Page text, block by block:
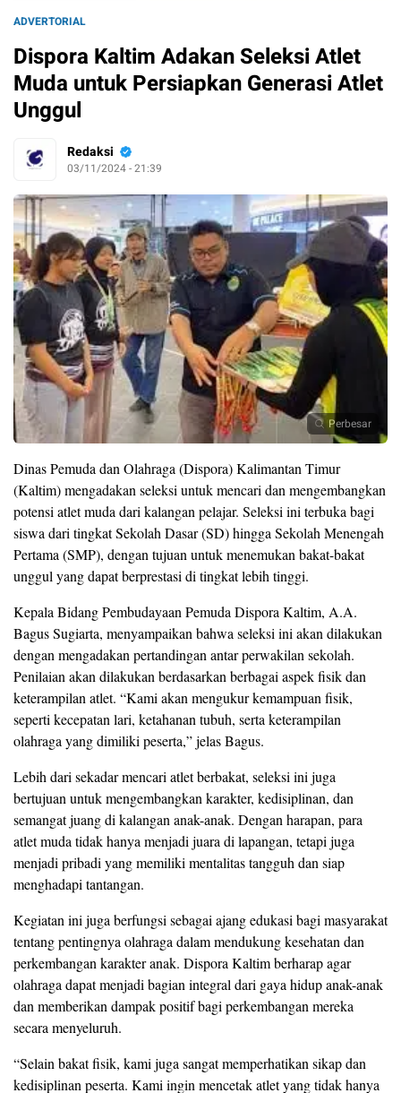
ADVERTORIAL
Dispora Kaltim Adakan Seleksi Atlet
Muda untuk Persiapkan Generasi Atlet
Unggul
Redaksi
03/11/2024 - 21:39
Perbesar
Dinas Pemuda dan Olahraga (Dispora) Kalimantan Timur
(Kaltim) mengadakan seleksi untuk mencari dan mengembangkan
potensi atlet muda dari kalangan pelajar. Seleksi ini terbuka bagi
siswa dari tingkat Sekolah Dasar (SD) hingga Sekolah Menengah
Pertama (SMP), dengan tujuan untuk menemukan bakat-bakat
unggul yang dapat berprestasi di tingkat lebih tinggi.
Kepala Bidang Pembudayaan Pemuda Dispora Kaltim, A.A.
Bagus Sugiarta, menyampaikan bahwa seleksi ini akan dilakukan
dengan mengadakan pertandingan antar perwakilan sekolah.
Penilaian akan dilakukan berdasarkan berbagai aspek fisik dan
keterampilan atlet. “Kami akan mengukur kemampuan fisik,
seperti kecepatan lari, ketahanan tubuh, serta keterampilan
olahraga yang dimiliki peserta,” jelas Bagus.
Lebih dari sekadar mencari atlet berbakat, seleksi ini juga
bertujuan untuk mengembangkan karakter, kedisiplinan, dan
semangat juang di kalangan anak-anak. Dengan harapan, para
atlet muda tidak hanya menjadi juara di lapangan, tetapi juga
menjadi pribadi yang memiliki mentalitas tangguh dan siap
menghadapi tantangan.
Kegiatan ini juga berfungsi sebagai ajang edukasi bagi masyarakat
tentang pentingnya olahraga dalam mendukung kesehatan dan
perkembangan karakter anak. Dispora Kaltim berharap agar
olahraga dapat menjadi bagian integral dari gaya hidup anak-anak
dan memberikan dampak positif bagi perkembangan mereka
secara menyeluruh.
“Selain bakat fisik, kami juga sangat memperhatikan sikap dan
kedisiplinan peserta. Kami ingin mencetak atlet yang tidak hanya